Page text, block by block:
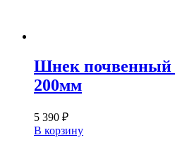
Шнек почвенный
200мм
5 390 ₽
В корзину